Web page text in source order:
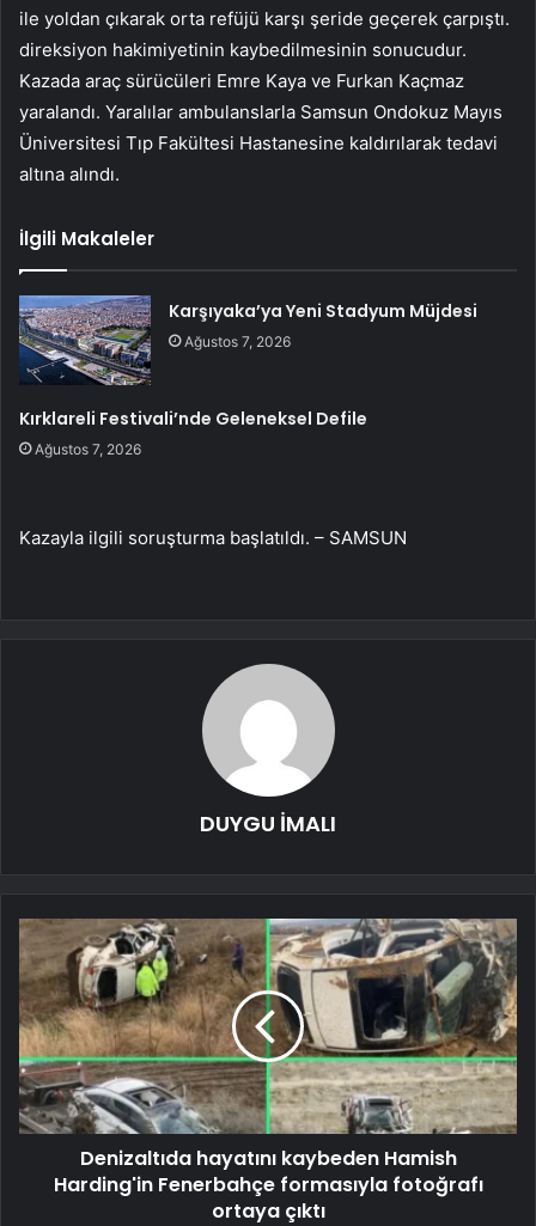
ile yoldan çıkarak orta refüjü karşı şeride geçerek çarpıştı.
direksiyon hakimiyetinin kaybedilmesinin sonucudur.
Kazada araç sürücüleri Emre Kaya ve Furkan Kaçmaz
yaralandı. Yaralılar ambulanslarla Samsun Ondokuz Mayıs
Üniversitesi Tıp Fakültesi Hastanesine kaldırılarak tedavi
altına alındı.
İlgili Makaleler
Karşıyaka’ya Yeni Stadyum Müjdesi
Ağustos 7, 2026
Kırklareli Festivali’nde Geleneksel Defile
Ağustos 7, 2026
Kazayla ilgili soruşturma başlatıldı. – SAMSUN
DUYGU İMALI
Denizaltıda hayatını kaybeden Hamish
Harding'in Fenerbahçe formasıyla fotoğrafı
ortaya çıktı